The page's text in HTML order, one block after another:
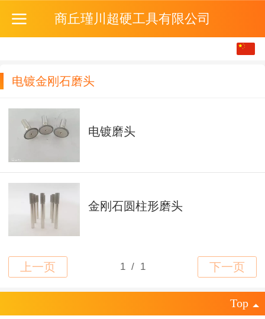
商丘瑾川超硬工具有限公司
电镀金刚石磨头
电镀磨头
金刚石圆柱形磨头
Top